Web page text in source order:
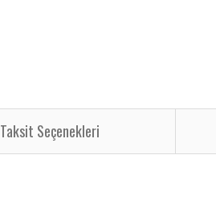
Taksit Seçenekleri